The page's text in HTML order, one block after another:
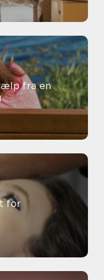
fra en
for